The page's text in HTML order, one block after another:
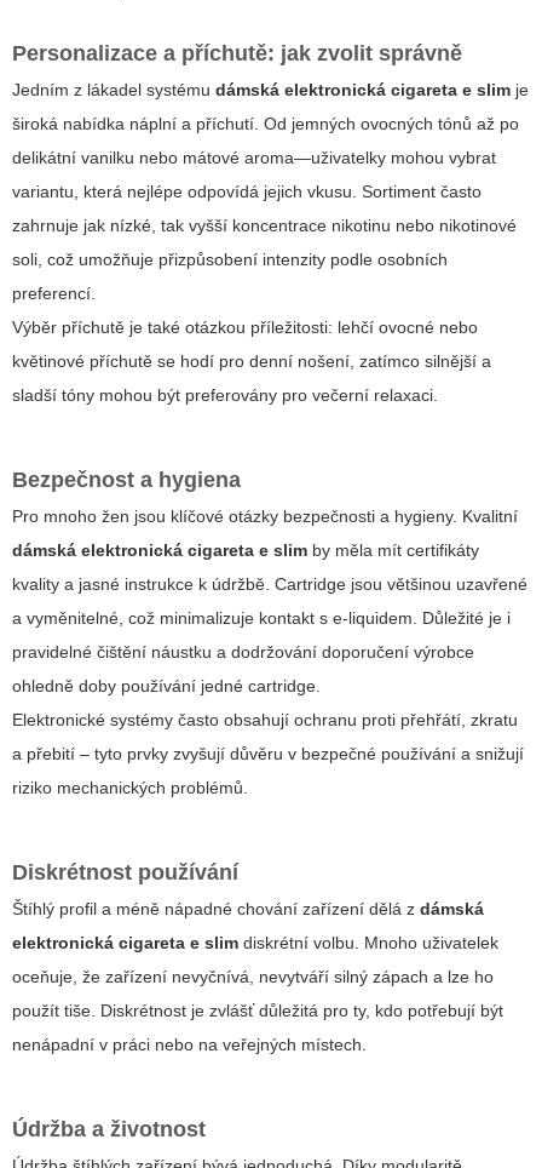
Personalizace a příchutě: jak zvolit správně
Jedním z lákadel systému dámská elektronická cigareta e slim je
široká nabídka náplní a příchutí. Od jemných ovocných tónů až po
delikátní vanilku nebo mátové aroma—uživatelky mohou vybrat
variantu, která nejlépe odpovídá jejich vkusu. Sortiment často
zahrnuje jak nízké, tak vyšší koncentrace nikotinu nebo nikotinové
soli, což umožňuje přizpůsobení intenzity podle osobních
preferencí.
Výběr příchutě je také otázkou příležitosti: lehčí ovocné nebo
květinové příchutě se hodí pro denní nošení, zatímco silnější a
sladší tóny mohou být preferovány pro večerní relaxaci.
Bezpečnost a hygiena
Pro mnoho žen jsou klíčové otázky bezpečnosti a hygieny. Kvalitní
dámská elektronická cigareta e slim by měla mít certifikáty
kvality a jasné instrukce k údržbě. Cartridge jsou většinou uzavřené
a vyměnitelné, což minimalizuje kontakt s e-liquidem. Důležité je i
pravidelné čištění náustku a dodržování doporučení výrobce
ohledně doby používání jedné cartridge.
Elektronické systémy často obsahují ochranu proti přehřátí, zkratu
a přebití – tyto prvky zvyšují důvěru v bezpečné používání a snižují
riziko mechanických problémů.
Diskrétnost používání
Štíhlý profil a méně nápadné chování zařízení dělá z dámská
elektronická cigareta e slim diskrétní volbu. Mnoho uživatelek
oceňuje, že zařízení nevyčnívá, nevytváří silný zápach a lze ho
použít tiše. Diskrétnost je zvlášť důležitá pro ty, kdo potřebují být
nenápadní v práci nebo na veřejných místech.
Údržba a životnost